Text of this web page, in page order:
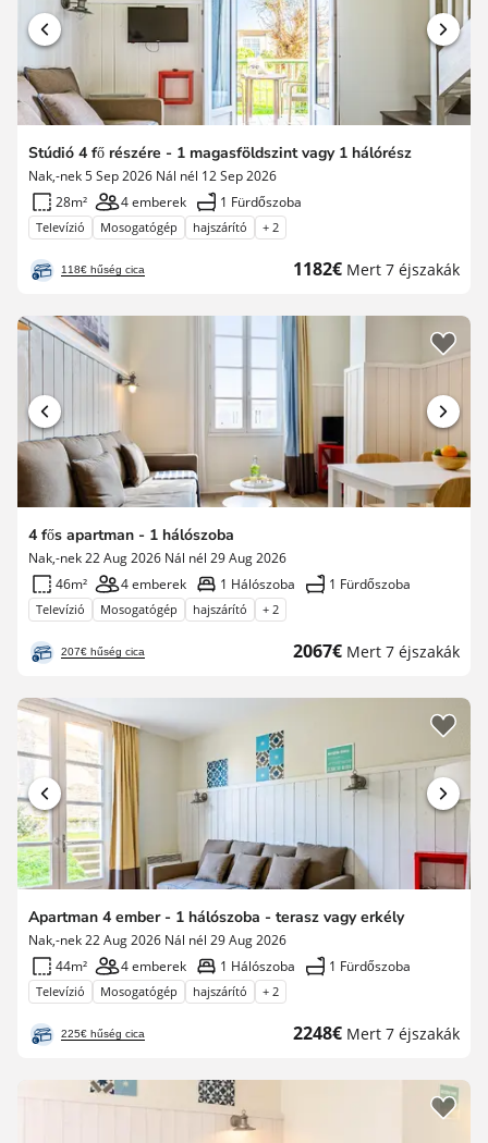
Stúdió 4 fő részére - 1 magasföldszint vagy 1 hálórész
Nak,-nek 5 Sep 2026 Nál nél 12 Sep 2026
28m²
4 emberek 1 Fürdőszoba
Televízió Mosogatógép hajszárító + 2
118€ hűség cica
Új
1182€ Mert 7 éjszakák
4 fős apartman - 1 hálószoba
Nak,-nek 22 Aug 2026 Nál nél 29 Aug 2026
46m²
4 emberek 1 Hálószoba 1 Fürdőszoba
Televízió Mosogatógép hajszárító + 2
207€ hűség cica
Új
2067€ Mert 7 éjszakák
Apartman 4 ember - 1 hálószoba - terasz vagy erkély
Nak,-nek 22 Aug 2026 Nál nél 29 Aug 2026
44m²
4 emberek 1 Hálószoba 1 Fürdőszoba
Televízió Mosogatógép hajszárító + 2
225€ hűség cica
Új
2248€ Mert 7 éjszakák